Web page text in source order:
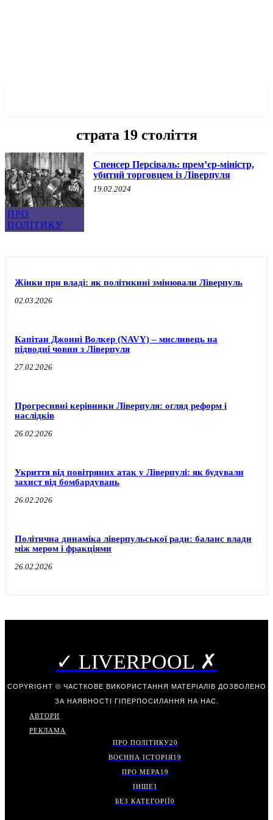
страта 19 століття
ПРО
ПОЛІТИКУ
Спенсер Персіваль: прем’єр-міністр,
убитий торговцем із Ліверпуля
19.02.2024
Жінки при владі: як політикині змінювали Ліверпуль
02.03.2026
Капітан Джонні Волкер (NAVY) – мисливець на
підводні човни з Ліверпуля
27.02.2026
Прогресивні керівники Ліверпуля: огляд реформ і
наслідків
26.02.2026
Укриття від повітряних атак у Ліверпулі: як будували
захист від бомбардувань
26.02.2026
Політична динаміка ліверпульської ради: баланс влади
між мером і фракціями
26.02.2026
✓ LIVERPOOL ✗
COPYRIGHT © ЧАСТКОВЕ ВИКОРИСТАННЯ МАТЕРІАЛІВ ДОЗВОЛЕНО
ЗА НАЯВНОСТІ ГІПЕРПОСИЛАННЯ НА НАС.
АВТОРИ
РЕКЛАМА
ПРО ПОЛІТИКУ20
ВОЄННА ІСТОРІЯ19
ПРО МЕРА 19
ІНШЕ1
БЕЗ КАТЕГОРІЇ0